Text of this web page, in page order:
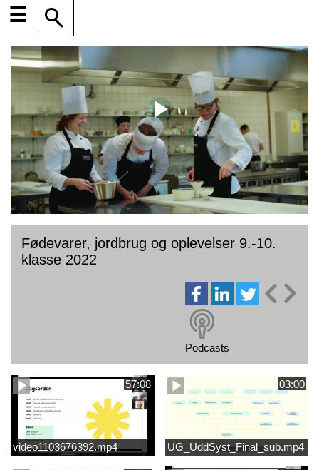
☰
Fødevarer, jordbrug og oplevelser 9.-10.
klasse 2022
Podcasts
57:08
video1103676392.mp4
03:00
UG_UddSyst_Final_sub.mp4